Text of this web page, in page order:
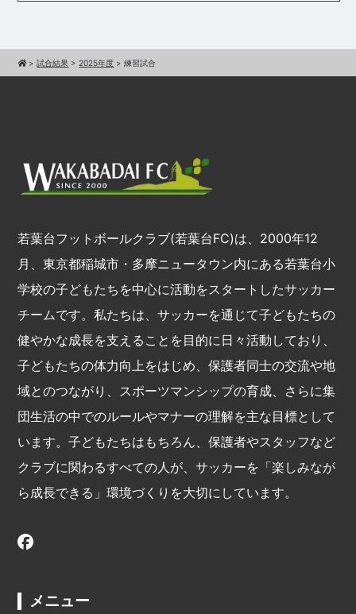
>試合結果 > 2025年度 >練習試合
若葉台フットボールクラブ(若葉台FC)は、2000年12
月、東京都稲城市・多摩ニュータウン内にある若葉台小
学校の子どもたちを中心に活動をスタートしたサッカー
チームです。私たちは、サッカーを通じて子どもたちの
健やかな成長を支えることを目的に日々活動しており、
子どもたちの体力向上をはじめ、保護者同士の交流や地
域とのつながり、スポーツマンシップの育成、さらに集
団生活の中でのルールやマナーの理解を主な目標として
います。子どもたちはもちろん、保護者やスタッフなど
クラブに関わるすべての人が、サッカーを「楽しみなが
ら成長できる」環境づくりを大切にしています。
メニュー